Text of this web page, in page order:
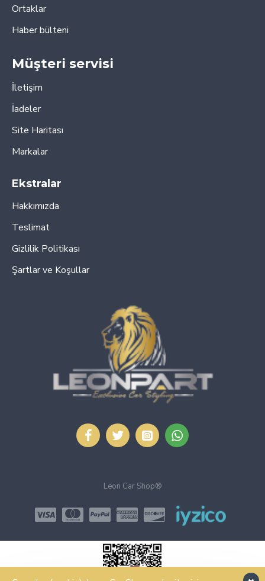
Ortaklar
Haber bülteni
Müşteri servisi
İletişim
İadeler
Site Haritası
Markalar
Ekstralar
Hakkımızda
Teslimat
Gizlilik Politikası
Şartlar ve Koşullar
Leon Car Shop®